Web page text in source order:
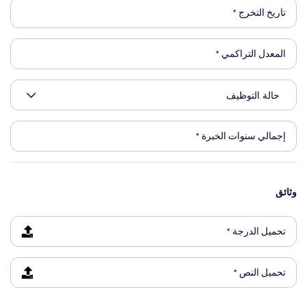
وثائق
تحميل الدرجة *
تحميل النص *